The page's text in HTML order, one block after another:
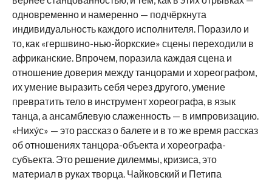
одновременно и намеренно — подчёркнута
индивидуальность каждого исполнителя. Поразило и
то, как «гершвино-нью-йоркские» сцены переходили в
африканские. Впрочем, поразила каждая сцена и
отношение доверия между танцорами и хореографом,
их умение выразить себя через другого, умение
превратить тело в инструмент хореографа, в язык
танца, а ансамблевую слаженность — в импровизацию.
«Ниху́с» — это рассказ о балете и в то же время рассказ
об отношениях танцора-объекта и хореографа-
субъекта. Это решение дилеммы, кризиса, это
материал в руках творца. Чайковский и Петипа